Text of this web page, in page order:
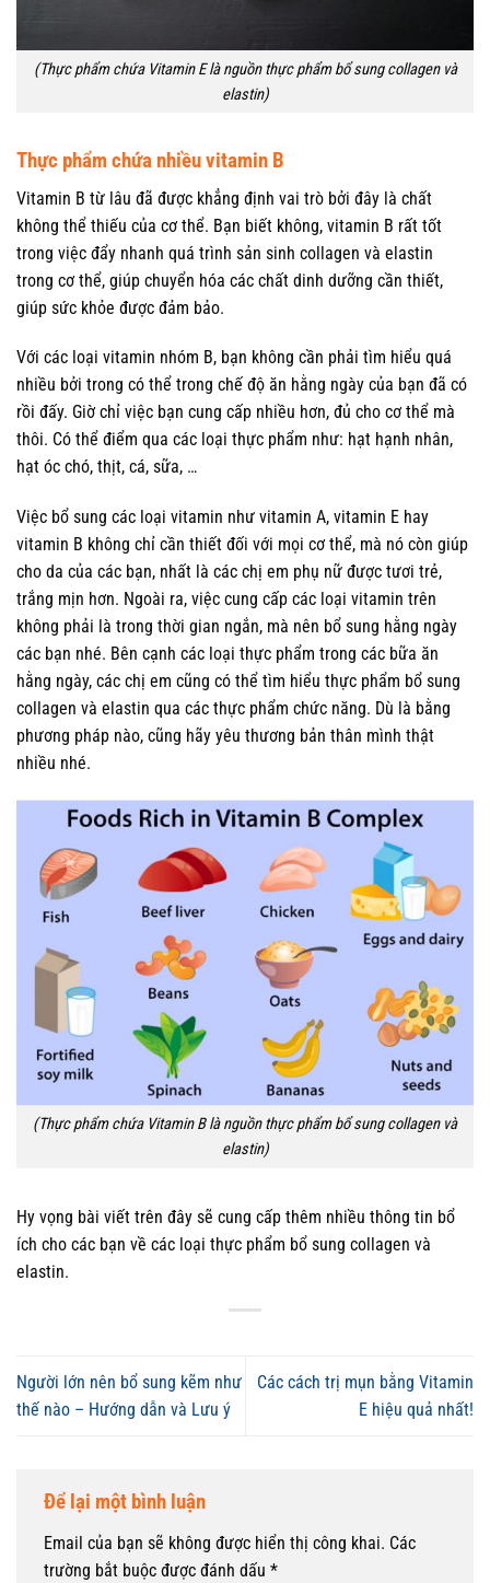
(Thực phẩm chứa Vitamin E là nguồn thực phẩm bổ sung collagen và
elastin)
Thực phẩm chứa nhiều vitamin B
Vitamin B từ lâu đã được khẳng định vai trò bởi đây là chất
không thể thiếu của cơ thể. Bạn biết không, vitamin B rất tốt
trong việc đẩy nhanh quá trình sản sinh collagen và elastin
trong cơ thể, giúp chuyển hóa các chất dinh dưỡng cần thiết,
giúp sức khỏe được đảm bảo.
Với các loại vitamin nhóm B, bạn không cần phải tìm hiểu quá
nhiều bởi trong có thể trong chế độ ăn hằng ngày của bạn đã có
rồi đấy. Giờ chỉ việc bạn cung cấp nhiều hơn, đủ cho cơ thể mà
thôi. Có thể điểm qua các loại thực phẩm như: hạt hạnh nhân,
hạt óc chó, thịt, cá, sữa, …
Việc bổ sung các loại vitamin như vitamin A, vitamin E hay
vitamin B không chỉ cần thiết đối với mọi cơ thể, mà nó còn giúp
cho da của các bạn, nhất là các chị em phụ nữ được tươi trẻ,
trắng mịn hơn. Ngoài ra, việc cung cấp các loại vitamin trên
không phải là trong thời gian ngắn, mà nên bổ sung hằng ngày
các bạn nhé. Bên cạnh các loại thực phẩm trong các bữa ăn
hằng ngày, các chị em cũng có thể tìm hiểu thực phẩm bổ sung
collagen và elastin qua các thực phẩm chức năng. Dù là bằng
phương pháp nào, cũng hãy yêu thương bản thân mình thật
nhiều nhé.
(Thực phẩm chứa Vitamin B là nguồn thực phẩm bổ sung collagen và
elastin)
Hy vọng bài viết trên đây sẽ cung cấp thêm nhiều thông tin bổ
ích cho các bạn về các loại thực phẩm bổ sung collagen và
elastin.
Người lớn nên bổ sung kẽm như
thế nào – Hướng dẫn và Lưu ý
Các cách trị mụn bằng Vitamin
E hiệu quả nhất!
Để lại một bình luận
Email của bạn sẽ không được hiển thị công khai. Các
trường bắt buộc được đánh dấu *